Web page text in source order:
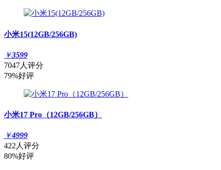
小米15(12GB/256GB)
￥3599
7047人评分
79%好评
小米17 Pro（12GB/256GB）
￥4999
422人评分
80%好评